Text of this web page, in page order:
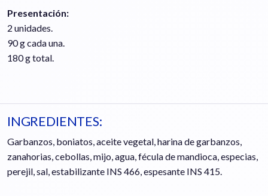
Presentación:
2 unidades.
90 g cada una.
180 g total.
INGREDIENTES:
Garbanzos, boniatos, aceite vegetal, harina de garbanzos,
zanahorias, cebollas, mijo, agua, fécula de mandioca, especias,
perejil, sal, estabilizante INS 466, espesante INS 415.